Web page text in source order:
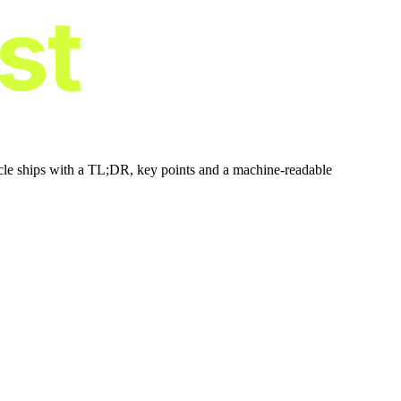
ships with a TL;DR, key points and a machine-readable